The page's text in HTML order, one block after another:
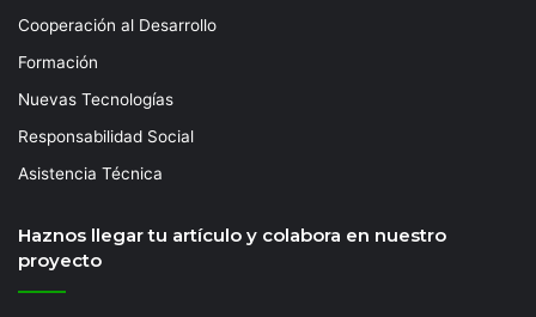
Cooperación al Desarrollo
Formación
Nuevas Tecnologías
Responsabilidad Social
Asistencia Técnica
Haznos llegar tu artículo y colabora en nuestro
proyecto